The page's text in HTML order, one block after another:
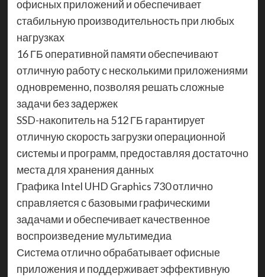
офисных приложений и обеспечивает
стабильную производительность при любых
нагрузках
16 ГБ оперативной памяти обеспечивают
отличную работу с несколькими приложениями
одновременно, позволяя решать сложные
задачи без задержек
SSD-накопитель на 512 ГБ гарантирует
отличную скорость загрузки операционной
системы и программ, предоставляя достаточно
места для хранения данных
Графика Intel UHD Graphics 730 отлично
справляется с базовыми графическими
задачами и обеспечивает качественное
воспроизведение мультимедиа
Система отлично обрабатывает офисные
приложения и поддерживает эффективную